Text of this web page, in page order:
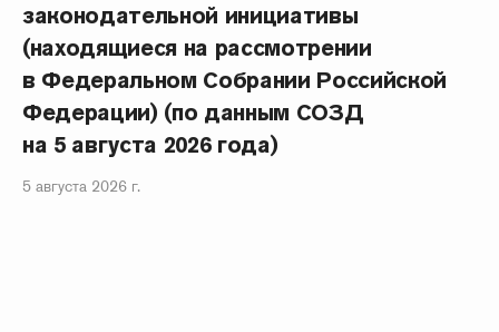
законодательной инициативы
(находящиеся на рассмотрении
в Федеральном Собрании Российской
Федерации) (по данным СОЗД
на 5 августа 2026 года)
5 августа 2026 г.